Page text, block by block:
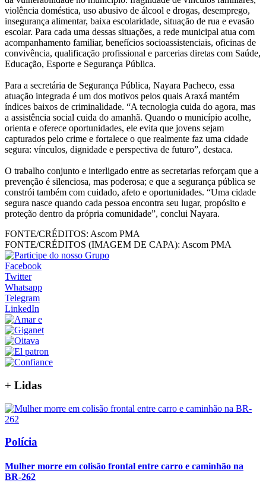
violência doméstica, uso abusivo de álcool e drogas, desemprego,
insegurança alimentar, baixa escolaridade, situação de rua e evasão
escolar. Para cada uma dessas situações, a rede municipal atua com
acompanhamento familiar, benefícios socioassistenciais, oficinas de
convivência, qualificação profissional e parcerias diretas com Saúde,
Educação, Esporte e Segurança Pública.
Para a secretária de Segurança Pública, Nayara Pacheco, essa
atuação integrada é um dos motivos pelos quais Araxá mantém
índices baixos de criminalidade. “A tecnologia cuida do agora, mas
a assistência social cuida do amanhã. Quando o município acolhe,
orienta e oferece oportunidades, ele evita que jovens sejam
capturados pelo crime e fortalece o que realmente faz uma cidade
segura: vínculos, dignidade e perspectiva de futuro”, destaca.
O trabalho conjunto e interligado entre as secretarias reforçam que a
prevenção é silenciosa, mas poderosa; e que a segurança pública se
constrói também com cuidado, afeto e oportunidades. “Uma cidade
segura nasce quando cada pessoa encontra seu lugar, propósito e
proteção dentro da própria comunidade”, conclui Nayara.
FONTE/CRÉDITOS: Ascom PMA
FONTE/CRÉDITOS (IMAGEM DE CAPA): Ascom PMA
Facebook
Twitter
Whatsapp
Telegram
LinkedIn
+ Lidas
Polícia
Mulher morre em colisão frontal entre carro e caminhão na
BR-262